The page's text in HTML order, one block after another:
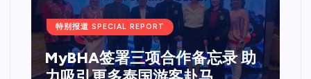
Web 3.0 + IPO Summit吉隆坡
站圆满落幕国际重量级嘉宾齐聚
马来西亚 共探Web3、资本市场